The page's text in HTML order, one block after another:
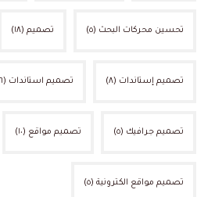
تحسين محركات البحث (٥) تصميم(١٨)
تصميم إستاندات (٨) تصميم استاندات (٦)
تصميم جرافيك (٥) تصميم مواقع (١٠)
تصميم مواقع الكترونية(٥)